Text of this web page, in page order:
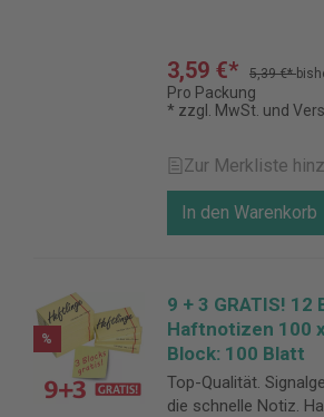
3,59 €* 5,39 €*
Pro Packung
* zzgl. MwSt. und
Zur Merkliste
In den Warenkorb
%
9 + 3 GRATIS! 12
Haftnotizen 100
Block: 100 Blatt
Top-Qualität.
die schnelle Notiz.